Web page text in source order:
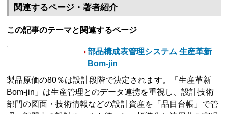
関連するページ・著者紹介
この記事のテーマと関連するページ
部品構成表管理システム 生産革新
Bom-jin
製品原価の80％は設計段階で決定されます。「生産革新
Bom-jin」は生産管理とのデータ連携を重視し、設計技術
部門の図面・技術情報などの設計資産を「品目台帳」で管